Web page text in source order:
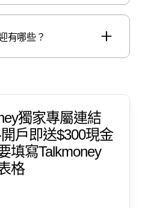
有哪些？
獨家專屬連結
戶即送$300現金
填寫Talkmoney
格